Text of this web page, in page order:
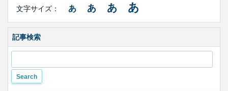
合
変
文字サイズ： あ あ あ あ
記事検索